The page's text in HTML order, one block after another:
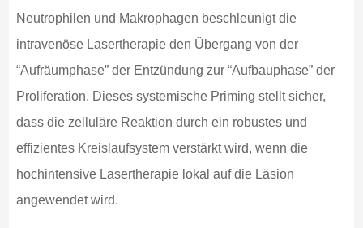
Neutrophilen und Makrophagen beschleunigt die
intravenöse Lasertherapie den Übergang von der
“Aufräumphase” der Entzündung zur “Aufbauphase” der
Proliferation. Dieses systemische Priming stellt sicher,
dass die zelluläre Reaktion durch ein robustes und
effizientes Kreislaufsystem verstärkt wird, wenn die
hochintensive Lasertherapie lokal auf die Läsion
angewendet wird.